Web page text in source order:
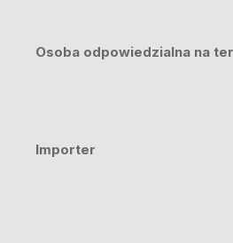
Osoba odpowiedzialna na
Importer